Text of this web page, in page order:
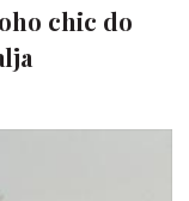
chic do